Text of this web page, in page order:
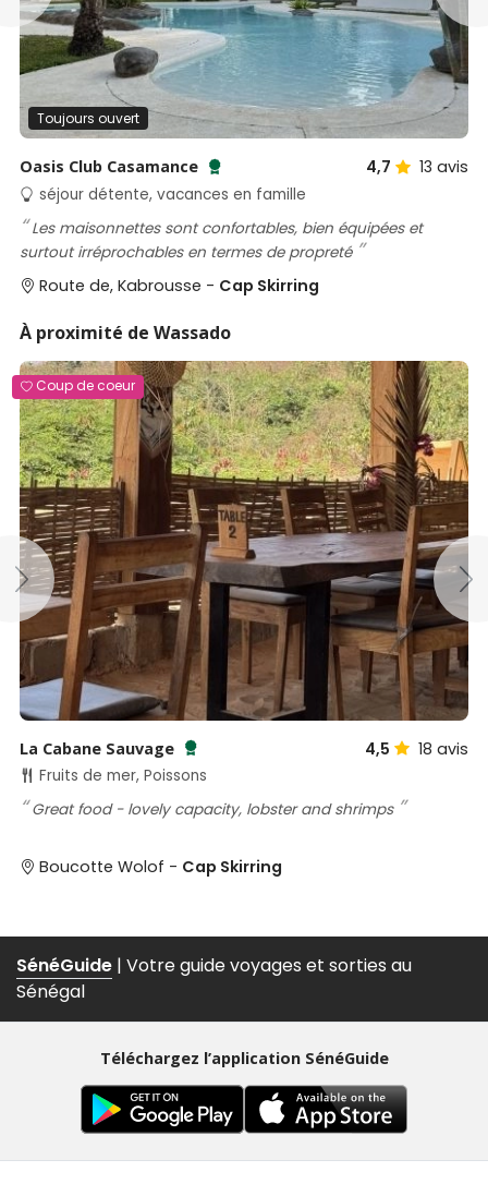
traditions partagés au cœur de la forêt et des
spectacles débordants d'énergie, de couleurs et
d'histoire. Bien plus qu'un simple séjour ! Un véritable
voyage culturel immersif qui restera gravé dans nos
mémoires.
Toujours ouvert
Oasis Club Casamance
Testé et approuvé par SénéGuide
4,7 13 avis
séjour détente, vacances en famille
Les maisonnettes sont confortables, bien équipées et
surtout irréprochables en termes de propreté
Route de, Kabrousse - Cap Skirring
À proximité de Wassado
Coup de coeur
La Cabane Sauvage
Testé et approuvé par SénéGuide
4,5 18 avis
Fruits de mer, Poissons
Great food - lovely capacity, lobster and shrimps
Boucotte Wolof - Cap Skirring
SénéGuide | Votre guide voyages et sorties au
Sénégal
Téléchargez l’application SénéGuide